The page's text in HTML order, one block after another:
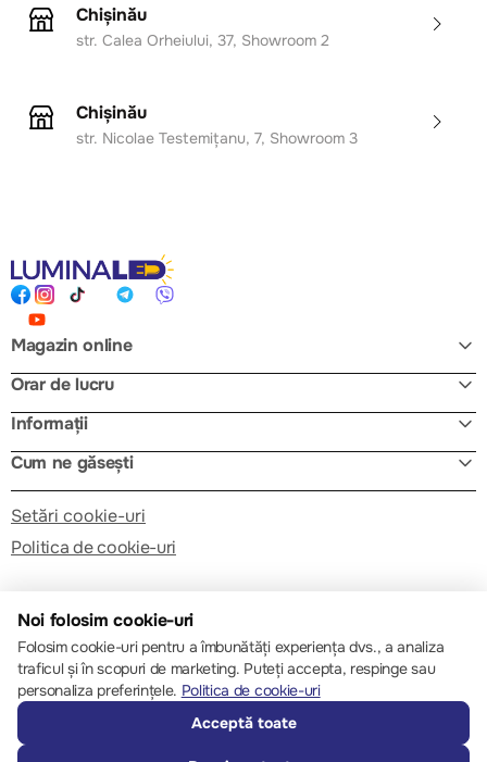
Chișinău
str. Calea Orheiului, 37, Showroom 2
Chișinău
str. Nicolae Testemițanu, 7, Showroom 3
Magazin online
Orar de lucru
Informații
Cum ne găsești
Setări cookie-uri
Politica de cookie-uri
© 2013 – 2026 ECOM
Noi folosim cookie-uri
Folosim cookie-uri pentru a îmbunătăți experiența dvs., a analiza
traficul și în scopuri de marketing. Puteți accepta, respinge sau
personaliza preferințele. Politica de cookie-uri
Acceptă toate